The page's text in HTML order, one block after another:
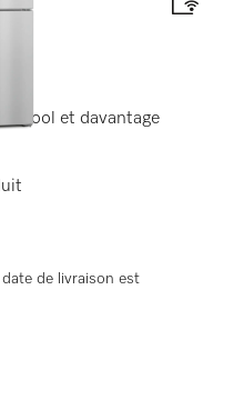
et davantage
de livraison est